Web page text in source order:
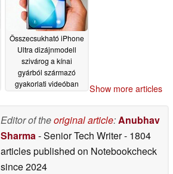
Összecsukható iPhone
Ultra dizájnmodell
szivárog a kínai
gyárból származó
gyakorlati videóban
Show more articles
Editor of theoriginal article:Anubhav
Sharma- Senior Tech Writer- 1804
articles published on Notebookcheck
since 2024